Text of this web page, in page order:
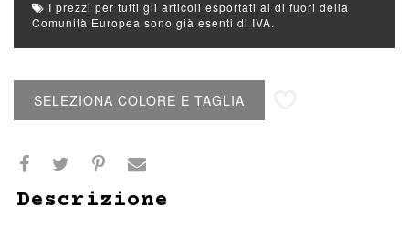
I prezzi per tutti gli articoli esportati al di fuori della
Comunità Europea sono già esenti di IVA.
SELEZIONA COLORE E TAGLIA
Descrizione